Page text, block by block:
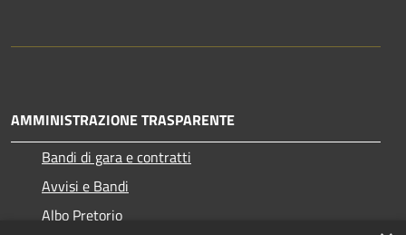
AMMINISTRAZIONE TRASPARENTE
Bandi di gara e contratti
Avvisi e Bandi
Albo Pretorio